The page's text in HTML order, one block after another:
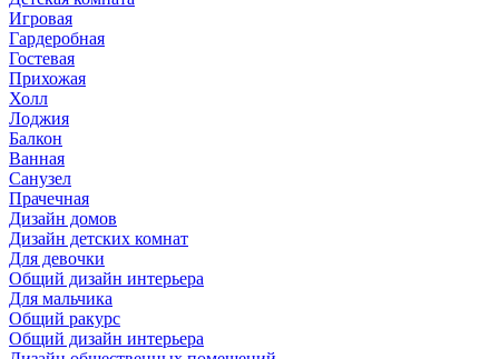
Игровая
Гардеробная
Гостевая
Прихожая
Холл
Лоджия
Балкон
Ванная
Санузел
Прачечная
Дизайн домов
Дизайн детских комнат
Для девочки
Общий дизайн интерьера
Для мальчика
Общий ракурс
Общий дизайн интерьера